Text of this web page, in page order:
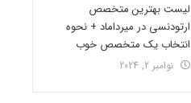
لیست بهترین متخصص
ارتودنسی در میرداماد + نحوه
انتخاب یک متخصص خوب
نوامبر 2, 2024